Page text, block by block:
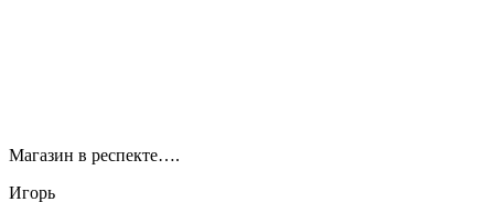
Магазин в респекте….
Игорь